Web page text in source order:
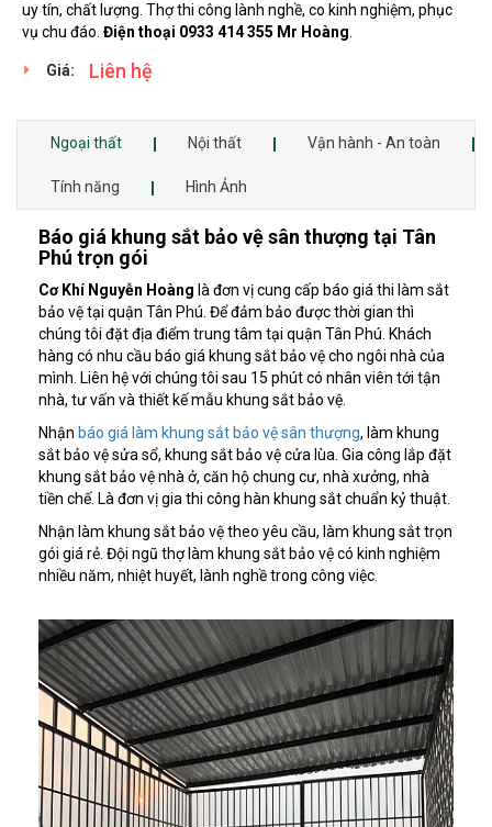
uy tín, chất lượng. Thợ thi công lành nghề, co kinh nghiệm, phục
vụ chu đáo. Điện thoại 0933 414 355 Mr Hoàng.
Giá: Liên hệ
Ngoại thất Nội thất Vận hành - An toàn
Tính năng Hình Ảnh
Báo giá khung sắt bảo vệ sân thượng tại Tân
Phú trọn gói
Cơ Khí Nguyễn Hoàng là đơn vị cung cấp báo giá thi làm sắt
bảo vệ tại quận Tân Phú. Để đảm bảo được thời gian thì
chúng tôi đặt địa điểm trung tâm tại quận Tân Phú. Khách
hàng có nhu cầu báo giá khung sắt bảo vệ cho ngôi nhà của
mình. Liên hệ với chúng tôi sau 15 phút có nhân viên tới tận
nhà, tư vấn và thiết kế mẫu khung sắt bảo vệ.
Nhận báo giá làm khung sắt bảo vệ sân thượng, làm khung
sắt bảo vệ sửa sổ, khung sắt bảo vệ cửa lùa. Gia công lắp đặt
khung sắt bảo vệ nhà ở, căn hộ chung cư, nhà xưởng, nhà
tiền chế. Là đơn vị gia thi công hàn khung sắt chuẩn kỷ thuật.
Nhận làm khung sắt bảo vệ theo yêu cầu, làm khung sắt trọn
gói giá rẻ. Đội ngũ thợ làm khung sắt bảo vệ có kinh nghiệm
nhiều năm, nhiệt huyết, lành nghề trong công việc.